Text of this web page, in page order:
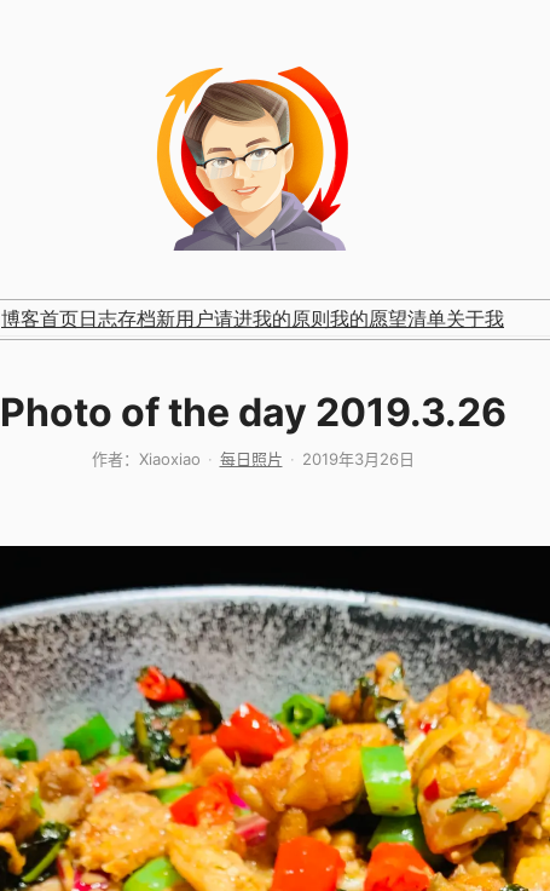
博客首页日志存档新用户请进我的原则 我的愿望清单关于我
Photo of the day 2019.3.26
作者： Xiaoxiao 每日照片 2019年3月26日